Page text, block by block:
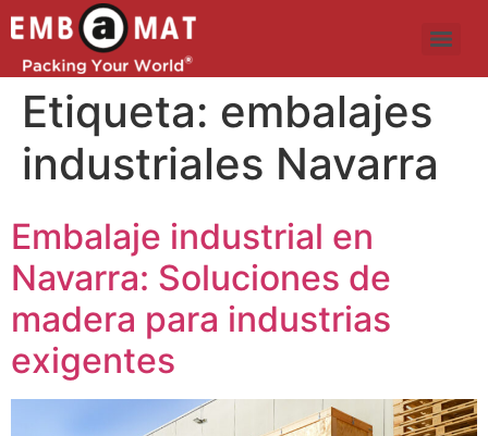
Etiqueta: embalajes
industriales Navarra
Embalaje industrial en
Navarra: Soluciones de
madera para industrias
exigentes